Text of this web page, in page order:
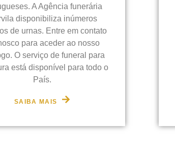
A Agência funerária
disponibiliza inúmeros
de urnas. Entre em contato
para aceder ao nosso
O serviço de funeral para
está disponível para todo o
País.
SAIBA MAIS